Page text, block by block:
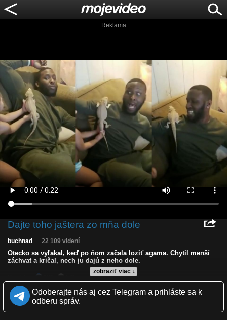
Reklama
Dajte toho jaštera zo mňa dole
zobraziť viac ↓
buchnad 22 109 videní
Otecko sa vyľakal, keď po ňom začala loziť agama. Chytil menší
záchvat a kričal, nech ju dajú z neho dole.
Zverejnené: 11.4.2019 18:49
Páči sa: 51% (37 hlasov)
Obľúbené: 8
Komentárov: 23
Odoberajte nás aj cez Telegram a prihláste sa k
odberu správ.